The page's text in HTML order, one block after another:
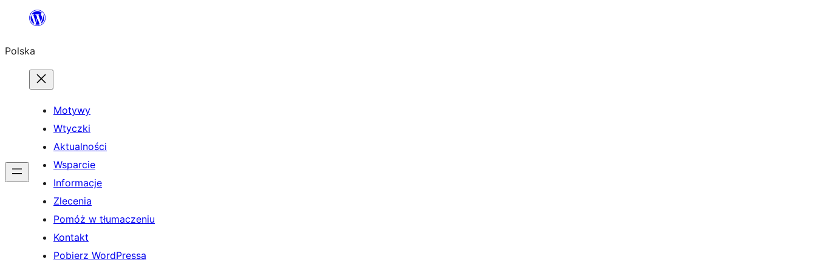
Przejdź
treści
Polska
Motywy
Wtyczki
Aktualności
Wsparcie
Informacje
Zlecenia
Pomóż w tłumaczeniu
Kontakt
Pobierz WordPressa